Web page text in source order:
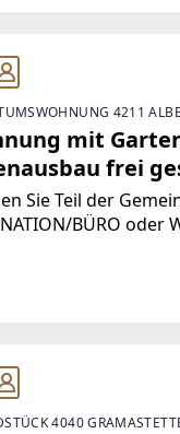
4211
mit
frei
Sie Teil der
BÜRO oder
im Zentrum von
bietet
4040